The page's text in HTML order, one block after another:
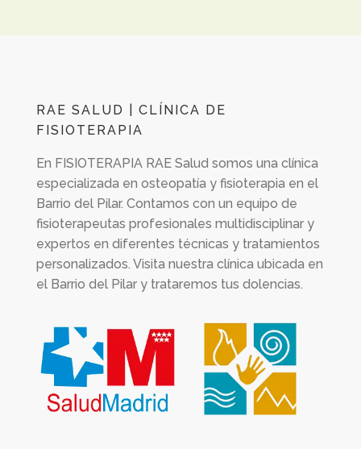
RAE SALUD | CLÍNICA DE
FISIOTERAPIA
En FISIOTERAPIA RAE Salud somos una clínica
especializada en osteopatía y fisioterapia en el
Barrio del Pilar. Contamos con un equipo de
fisioterapeutas profesionales multidisciplinar y
expertos en diferentes técnicas y tratamientos
personalizados. Visita nuestra clínica ubicada en
el Barrio del Pilar y trataremos tus dolencias.